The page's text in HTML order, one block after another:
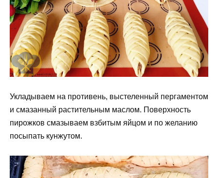
Укладываем на противень, выстеленный пергаментом
и смазанный растительным маслом. Поверхность
пирожков смазываем взбитым яйцом и по желанию
посыпать кунжутом.